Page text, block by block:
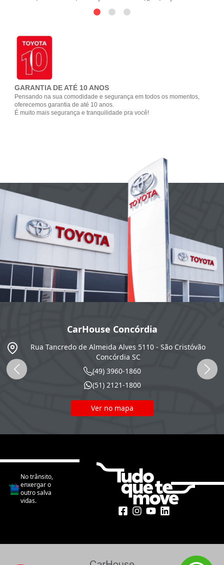
superior, proporcionando uma experiência de
condução mais suave e eficiente.
GARANTIA DE ATÉ 10 ANOS
Pensando na sua comodidade e segurança em todos os momentos,
oferecemos garantia de até 10 anos.
É muito mais segurança e tranquilidade pra você!
CarHouse Concórdia
Rua Tancredo de Almeida Alves 5110 - São Cristóvão
Concórdia SC
(49) 3960-1860
(51) 2121-1800
Ver no mapa
No trânsito,
enxergar o
outro salva
vidas.